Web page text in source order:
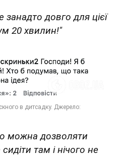
занадто довго для цієї
20 хвилин!"
можна дозволяти
там і нічого не